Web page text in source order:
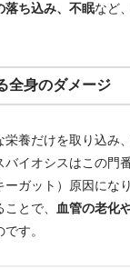
落ち込み、不眠など
全身のダメージ
栄養だけを取り込み
イオシスはこの門
ガット）原因にな
とで、
血管の老化
す。